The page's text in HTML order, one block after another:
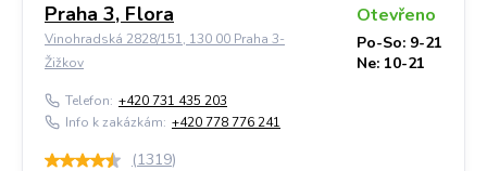
Praha 3, Flora
Vinohradská 2828/151, 130 00 Praha 3-
Žižkov
Otevřeno
Po-So: 9-21
Ne: 10-21
Telefon: +420 731 435 203
Info k zakázkám: +420 778 776 241
(1319)